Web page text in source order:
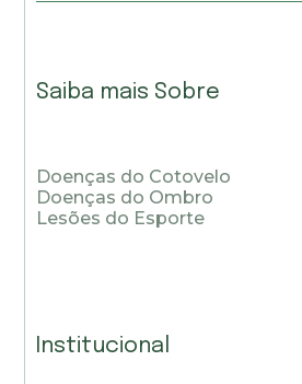
Saiba mais Sobre
Doenças do Cotovelo
Doenças do Ombro
Lesões do Esporte
Institucional